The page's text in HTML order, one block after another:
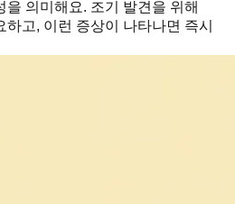
의미해요. 조기 발견을 위해
고, 이런 증상이 나타나면 즉시